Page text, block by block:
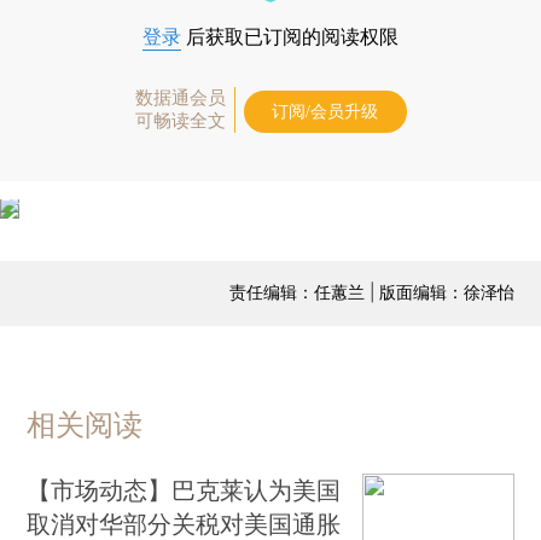
登录 后获取已订阅的阅读权限
数据通会员
可畅读全文
订阅/会员升级
责任编辑：任蕙兰 | 版面编辑：徐泽怡
相关阅读
【市场动态】巴克莱认为美国
取消对华部分关税对美国通胀